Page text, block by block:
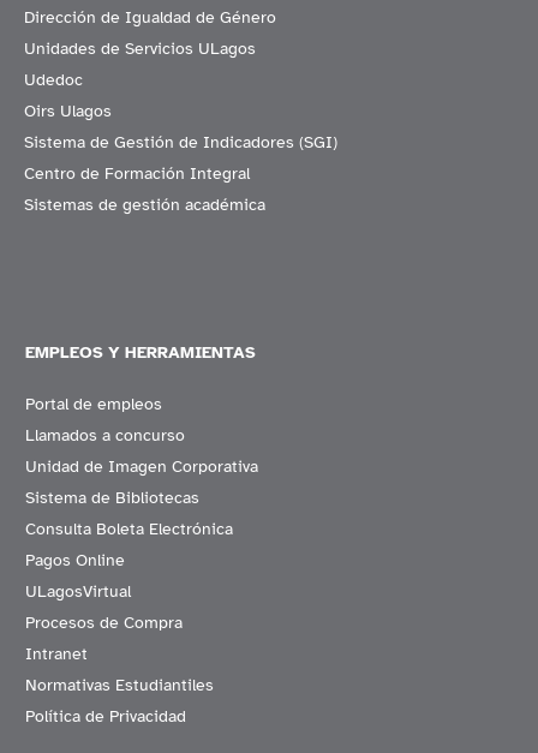
Dirección de Igualdad de Género
Unidades de Servicios ULagos
Udedoc
Oirs Ulagos
Sistema de Gestión de Indicadores (SGI)
Centro de Formación Integral
Sistemas de gestión académica
EMPLEOS Y HERRAMIENTAS
Portal de empleos
Llamados a concurso
Unidad de Imagen Corporativa
Sistema de Bibliotecas
Consulta Boleta Electrónica
Pagos Online
ULagosVirtual
Procesos de Compra
Intranet
Normativas Estudiantiles
Política de Privacidad